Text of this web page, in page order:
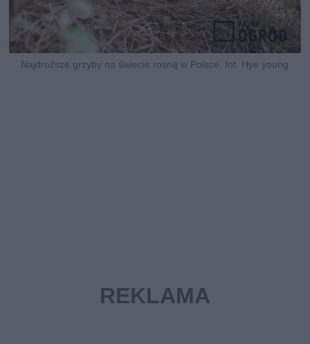
Najdroższe grzyby na świecie rosną w Polsce, fot. Hye young